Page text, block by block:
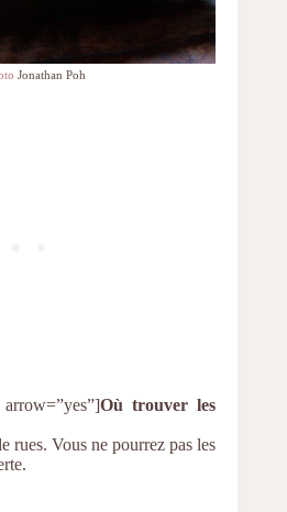
Jonathan Poh
Où trouver les
rues. Vous ne pourrez pas les